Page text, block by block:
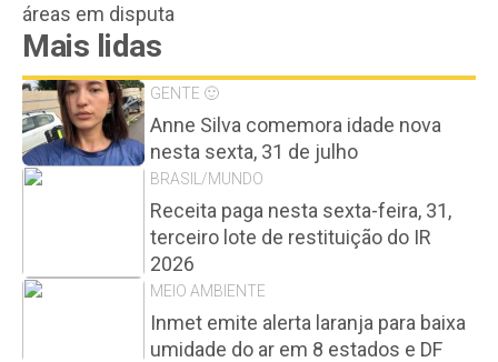
áreas em disputa
Mais lidas
GENTE 🙂
Anne Silva comemora idade nova
nesta sexta, 31 de julho
BRASIL/MUNDO
Receita paga nesta sexta-feira, 31,
terceiro lote de restituição do IR
2026
MEIO AMBIENTE
Inmet emite alerta laranja para baixa
umidade do ar em 8 estados e DF